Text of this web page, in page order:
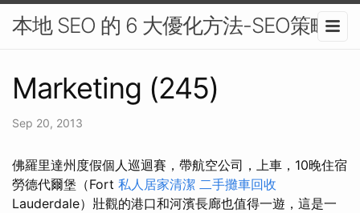
本地 SEO 的 6 大優化方法-SEO策略
Marketing (245)
Sep 20, 2013
佛羅里達州度假個人巡迴賽，帶航空公司，上車，10晚住宿
勞德代爾堡（Fort 私人居家清潔 二手攤車回收
Lauderdale）壯觀的港口和河濱長廊也值得一遊，這是一